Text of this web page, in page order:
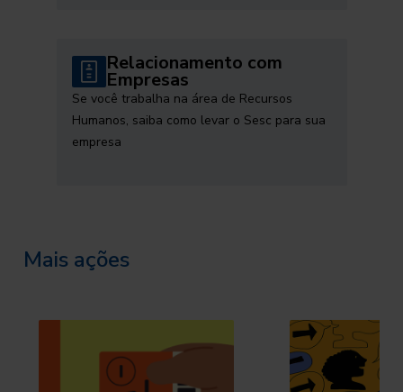
Relacionamento com
Empresas
Se você trabalha na área de Recursos
Humanos, saiba como levar o Sesc para sua
empresa
Mais ações